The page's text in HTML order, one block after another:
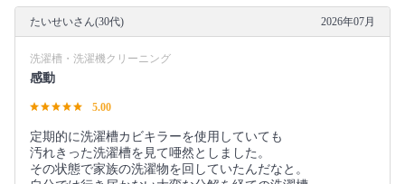
たいせいさん(30代) 2026年07月
洗濯槽・洗濯機クリーニング
感動
5.00
定期的に洗濯槽カビキラーを使用していても
汚れきった洗濯槽を見て唖然としました。
その状態で家族の洗濯物を回していたんだなと。